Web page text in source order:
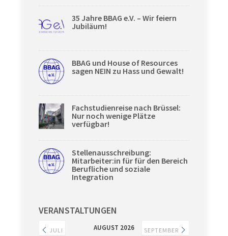
35 Jahre BBAG e.V. – Wir feiern
Jubiläum!
BBAG und House of Resources
sagen NEIN zu Hass und Gewalt!
Fachstudienreise nach Brüssel:
Nur noch wenige Plätze
verfügbar!
Stellenausschreibung:
Mitarbeiter:in für für den Bereich
Berufliche und soziale
Integration
VERANSTALTUNGEN
JULI AUGUST 2026 SEPTEMBER